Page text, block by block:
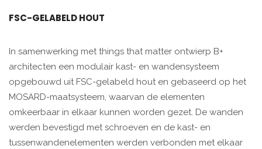
FSC-GELABELD HOUT
In samenwerking met things that matter ontwierp B+
architecten een modulair kast- en wandensysteem
opgebouwd uit FSC-gelabeld hout en gebaseerd op het
MOSARD-maatsysteem, waarvan de elementen
omkeerbaar in elkaar kunnen worden gezet. De wanden
werden bevestigd met schroeven en de kast- en
tussenwandenelementen werden verbonden met elkaar